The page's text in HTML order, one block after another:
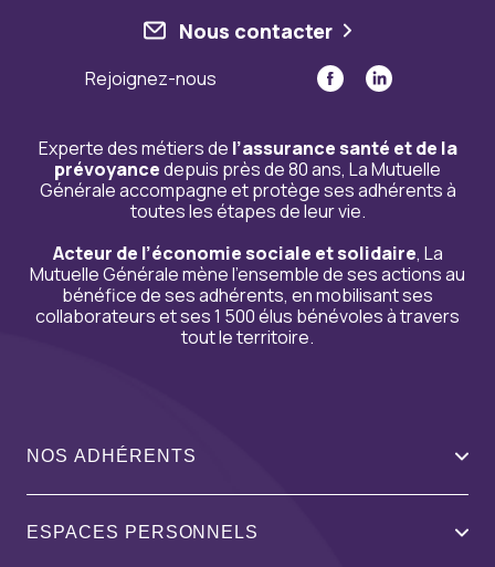
Nous contacter
Rejoignez-nous
Experte des métiers de l’assurance santé et de la
prévoyancedepuis près de 80 ans, La Mutuelle
Générale accompagne et protège ses adhérents à
toutes les étapes de leur vie.
Acteur de l’économie sociale et solidaire, La
Mutuelle Générale mène l’ensemble de ses actions au
bénéfice de ses adhérents, en mobilisant ses
collaborateurs et ses 1 500 élus bénévoles à travers
tout le territoire.
NOS ADHÉRENTS
ESPACES PERSONNELS